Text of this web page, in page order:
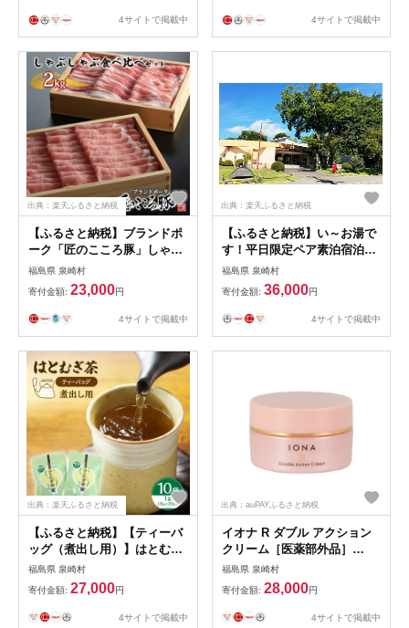
4サイトで掲載中 4サイトで掲載中
出典：楽天ふるさと納税
【ふるさと納税】ブランドポ
ーク「匠のこころ豚」しゃぶ
しゃぶ食べ比べセット
2kg【◎安全・安心 JGAP・
農場HACCP認証取得】 お肉
ロース 豚肉 バラ もも肉 肩ロ
福島県 泉崎村
寄付金額: 23,000円
4サイトで掲載中
出典：楽天ふるさと納税
【ふるさと納税】い～お湯で
す！平日限定ペア素泊宿泊券
旅行 温泉 源泉かけ流し
福島県 泉崎村
寄付金額: 36,000円
4サイトで掲載中
出典：楽天ふるさと納税
【ふるさと納税】【ティーバ
ッグ（煮出し用）】はとむぎ
茶 10袋（1袋：8g×20p）
福島県 泉崎村
寄付金額: 27,000円
4サイトで掲載中
出典：auPAYふるさと納税
イオナ R ダブル アクション
クリーム［医薬部外品］
[№5734-0127]
福島県 泉崎村
寄付金額: 28,000円
4サイトで掲載中